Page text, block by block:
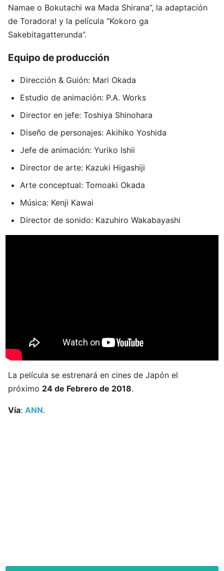
Namae o Bokutachi wa Mada Shirana”, la adaptación
de Toradora! y la película “Kokoro ga
Sakebitagatterunda”.
Equipo de producción
Dirección & Guión: Mari Okada
Estudio de animación: P.A. Works
Director en jefe: Toshiya Shinohara
Diseño de personajes: Akihiko Yoshida
Jefe de animación: Yuriko Ishii
Director de arte: Kazuki Higashiji
Arte conceptual: Tomoaki Okada
Música: Kenji Kawai
Director de sonido: Kazuhiro Wakabayashi
La película se estrenará en cines de Japón el
próximo 24 de Febrero de 2018.
Vía: ANN.